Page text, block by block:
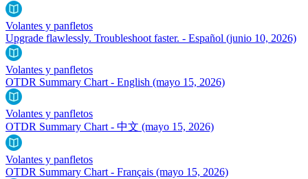
Volantes y panfletos
Upgrade flawlessly. Troubleshoot faster. - Español (junio 10, 2026)
Volantes y panfletos
OTDR Summary Chart - English (mayo 15, 2026)
Volantes y panfletos
OTDR Summary Chart - 中文 (mayo 15, 2026)
Volantes y panfletos
OTDR Summary Chart - Français (mayo 15, 2026)